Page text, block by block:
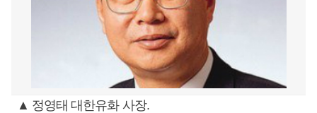
▲ 정영태 대한유화 사장.